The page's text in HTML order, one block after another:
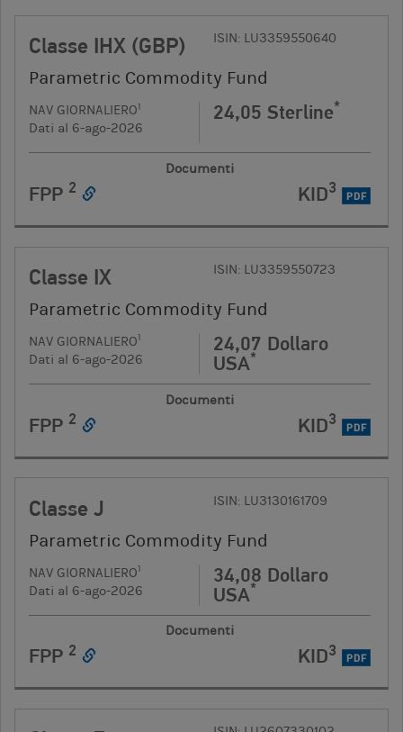
Classe IHX (GBP) ISIN: LU3359550640
Parametric Commodity Fund
NAV GIORNALIERO1
Dati al 6-ago-2026
24,05 Sterline*
Documenti
FPP 2 KID3 PDF
Classe IX ISIN: LU3359550723
Parametric Commodity Fund
NAV GIORNALIERO1
Dati al 6-ago-2026
24,07 Dollaro
USA*
Documenti
FPP 2 KID3 PDF
Classe J ISIN: LU3130161709
Parametric Commodity Fund
NAV GIORNALIERO1
Dati al 6-ago-2026
34,08 Dollaro
USA*
Documenti
FPP 2 KID3 PDF